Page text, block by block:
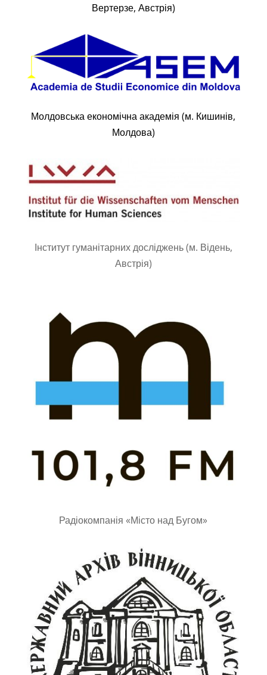
Вертерзе, Австрія)
Молдовська економічна академія (м. Кишинів,
Молдова)
Інститут гуманітарних досліджень (м. Відень,
Австрія)
Радіоком­панія «Місто над Бугом»